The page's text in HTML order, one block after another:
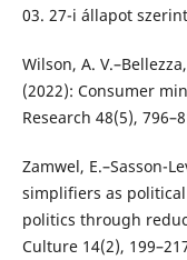
03. 27-i állapot
Wilson, A.
(2022): Consumer
Research 48(5),
Zamwel, E.–Sasson-
simplifiers as
politics through
Culture 14(2),